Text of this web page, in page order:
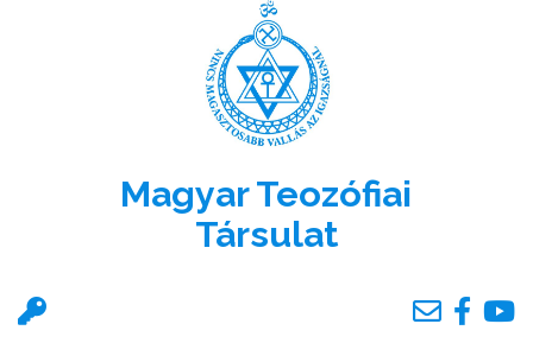
Felhasználói
Magyar Teozófiai
Társulat